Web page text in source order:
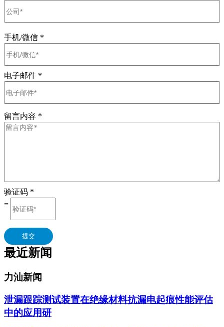
手机/微信 *
电子邮件 *
留言内容 *
验证码 *
=
提交
最近新闻
力汕新闻
泄漏跟踪测试装置在绝缘材料抗漏电起痕性能评估
中的应用研